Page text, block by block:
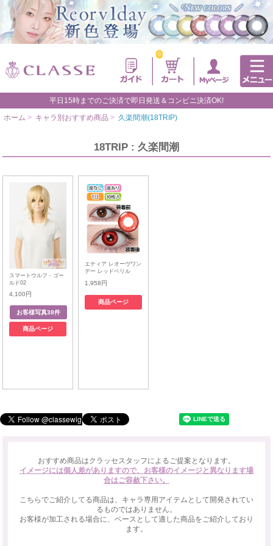
0
平日15時までのご決済で即日発送＆コンビニ決済OK!
ホーム > キャラ別おすすめ商品 > 久楽間潮(18TRIP)
18TRIP : 久楽間潮
スマートウルフ - ゴー
ルド02
4,100円
商品ページ
エティア レオーヴワン
デー レッドベリル
1,958円
商品ページ
おすすめ商品はクラッセスタッフによるご提案となります。
イメージには個人差がありますので、お客様のイメージと異なります場
合はご容赦下さい。
こちらでご紹介してる商品は、キャラ専用アイテムとして開発されてい
るものではありません。
お客様が加工される場合に、ベースとして適した商品をご紹介しており
ます。